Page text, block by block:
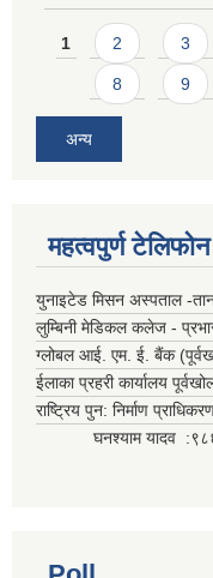
Pages
1 2 3
8 9
अन्य
महत्वपुर्ण
युनाइटेड मिसन अस्पताल -
लुम्बिनी मेडिकल कलेज -
ग्लोबल आई. एम. ई. बैंक
ईलाका प्रहरी कार्यालय
राष्ट्रिय पुन: निर्माण
घनश्याम यादव